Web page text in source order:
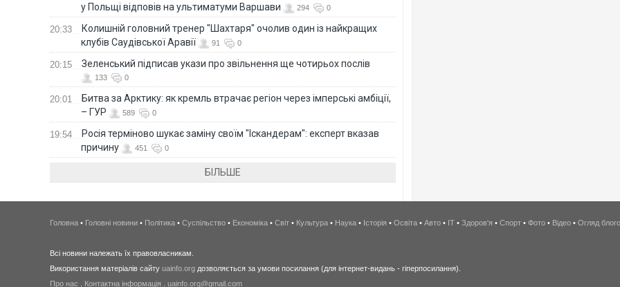
у Польщі відповів на ультиматуми Варшави
294 0
20:33
Колишній головний тренер "Шахтаря" очолив один із найкращих
клубів Саудівської Аравії
91 0
20:15 Зеленський підписав укази про звільнення ще чотирьох послів
133 0
20:01
Битва за Арктику: як кремль втрачає регіон через імперські амбіції,
– ГУР
589 0
19:54
Росія терміново шукає заміну своїм "Іскандерам": експерт вказав
причину
451 0
БІЛЬШЕ
Головна • Головні новини • Політика • Суспільство • Економіка • Світ • Культура • Наука • Історія • Освіта • Авто • IT • Здоров'я • Спорт • Фото • Відео • Огляд
Всі новини належать їх правовласникам.
Використання матеріалів сайту uainfo.org дозволяється за умови посилання (для інтернет-видань - гіперпосилання).
Про нас
Контактна інформація uainfo.org@gmail.com